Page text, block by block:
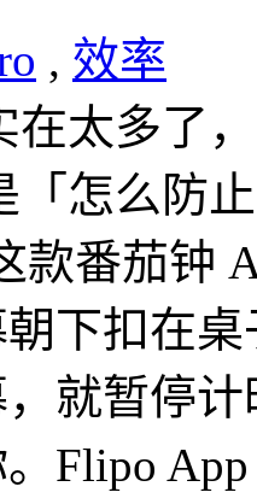
, 效率
在太多了
「怎么防
款番茄钟
下扣在
就暂停
Flipo